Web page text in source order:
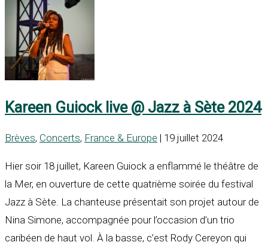
Kareen Guiock live @ Jazz à Sète 2024
Brèves, Concerts, France & Europe | 19 juillet 2024
Hier soir 18 juillet, Kareen Guiock a enflammé le théâtre de
la Mer, en ouverture de cette quatrième soirée du festival
Jazz à Sète. La chanteuse présentait son projet autour de
Nina Simone, accompagnée pour l’occasion d’un trio
caribéen de haut vol. À la basse, c’est Rody Cereyon qui